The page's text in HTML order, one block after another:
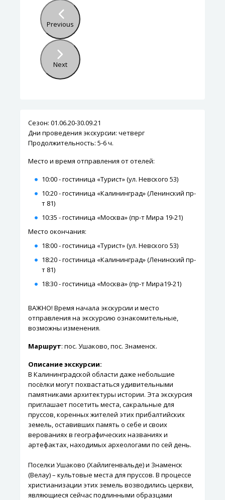
Previous
Next
Сезон: 01.06.20-30.09.21
Дни проведения экскурсии: четверг
Продолжительность: 5-6 ч.
Место и время отправления от отелей:
10:00 - гостиница «Турист» (ул. Невского 53)
10:20 - гостиница «Калининград» (Ленинский пр-
т 81)
10:35 - гостиница «Москва» (пр-т Мира 19-21)
Место окончания:
18:00 - гостиница «Турист» (ул. Невского 53)
18:20 - гостиница «Калининград» (Ленинский пр-
т 81)
18:30 - гостиница «Москва» (пр-т Мира19-21)
ВАЖНО! Время начала экскурсии и место
отправления на экскурсию ознакомительные,
возможны изменения.
Маршрут: пос. Ушаково, пос. Знаменск.
Описание экскурсии:
В Калининградской области даже небольшие
посёлки могут похвастаться удивительными
памятниками архитектуры истории. Эта экскурсия
приглашает посетить места, сакральные для
пруссов, коренных жителей этих прибалтийских
земель, оставивших память о себе и своих
верованиях в географических названиях и
артефактах, находимых археологами по сей день.
Поселки Ушаково (Хайлигенвальде) и Знаменск
(Велау) – культовые места для пруссов. В процессе
христианизации этих земель возводились церкви,
являющиеся сейчас подлинными образцами